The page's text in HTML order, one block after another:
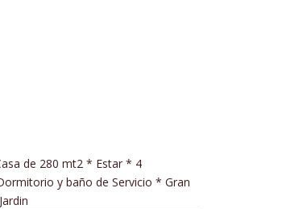
de 280 mt2 * Estar * 4
y baño de Servicio * Gran